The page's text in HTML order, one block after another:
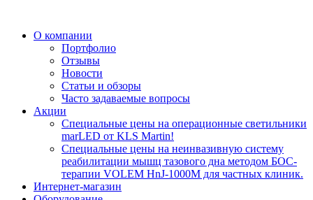
О компании
Портфолио
Отзывы
Новости
Статьи и обзоры
Часто задаваемые вопросы
Акции
Специальные цены на операционные светильники
marLED от KLS Martin!
Специальные цены на неинвазивную систему
реабилитации мышц тазового дна методом БОС-
терапии VOLEM HnJ-1000M для частных клиник.
Интернет-магазин